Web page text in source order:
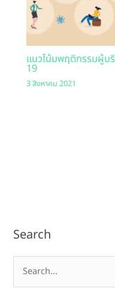
แนวโน้มพฤติกรรมผู้บ
19
3 สิงหาคม 2021
Search
e